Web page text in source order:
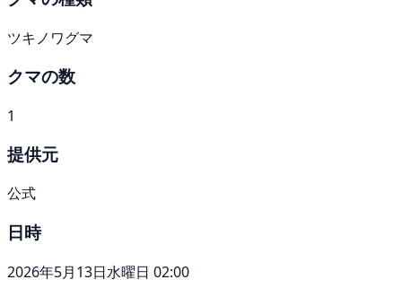
ツキノワグマ
クマの数
1
提供元
公式
日時
2026年5月13日水曜日 02:00